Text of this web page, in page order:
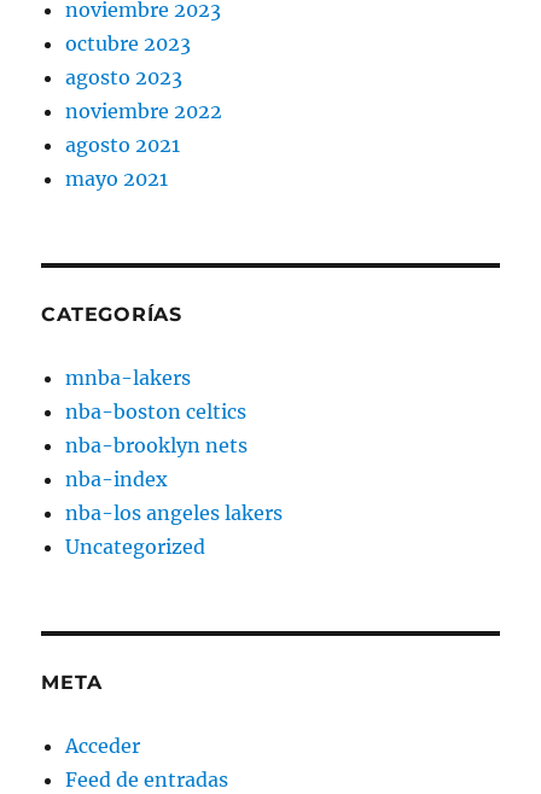
noviembre 2023
octubre 2023
agosto 2023
noviembre 2022
agosto 2021
mayo 2021
CATEGORÍAS
mnba-lakers
nba-boston celtics
nba-brooklyn nets
nba-index
nba-los angeles lakers
Uncategorized
META
Acceder
Feed de entradas